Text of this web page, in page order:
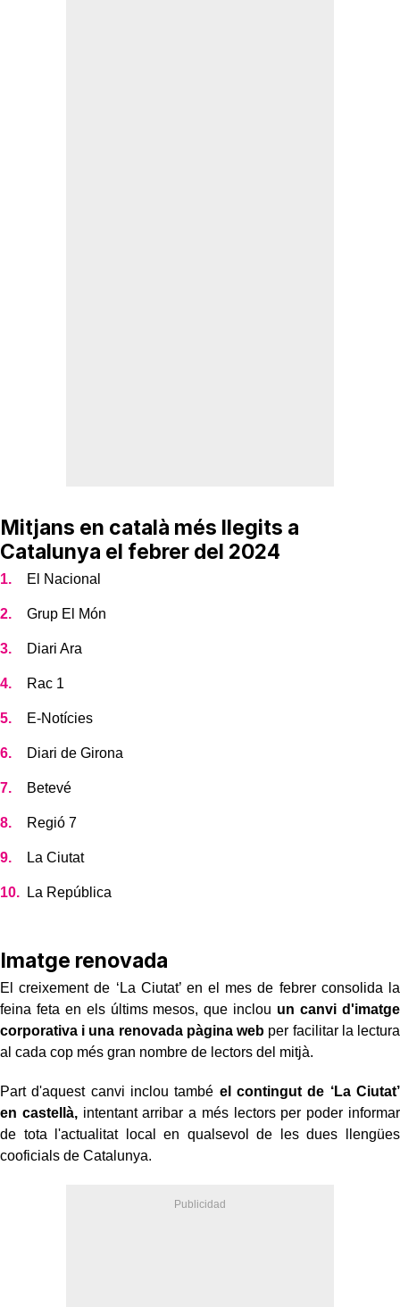
Mitjans en català més llegits a
Catalunya el febrer del 2024
El Nacional
Grup El Món
Diari Ara
Rac 1
E-Notícies
Diari de Girona
Betevé
Regió 7
La Ciutat
La República
Imatge renovada
El creixement de ‘La Ciutat’ en el mes de febrer consolida la
feina feta en els últims mesos, que inclou un canvi d'imatge
corporativa i una renovada pàgina web per facilitar la lectura
al cada cop més gran nombre de lectors del mitjà.
Part d'aquest canvi inclou també el contingut de ‘La Ciutat’
en castellà,intentant arribar a més lectors per poder informar
de tota l'actualitat local en qualsevol de les dues llengües
cooficials de Catalunya.